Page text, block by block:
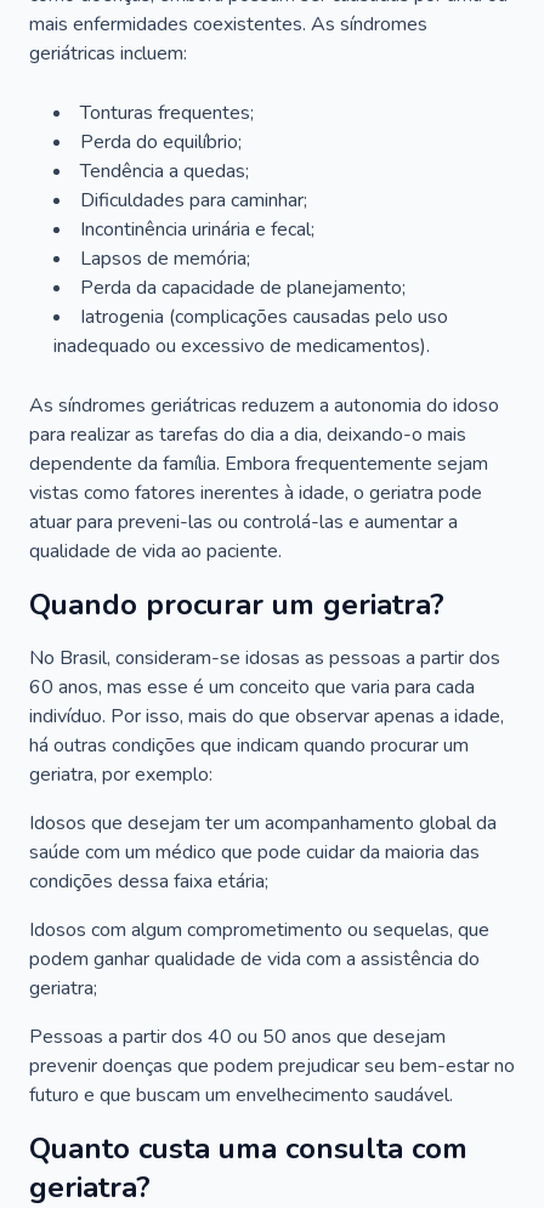
mais enfermidades coexistentes. As síndromes
geriátricas incluem:
Tonturas frequentes;
Perda do equilíbrio;
Tendência a quedas;
Dificuldades para caminhar;
Incontinência urinária e fecal;
Lapsos de memória;
Perda da capacidade de planejamento;
Iatrogenia (complicações causadas pelo uso
inadequado ou excessivo de medicamentos).
As síndromes geriátricas reduzem a autonomia do idoso
para realizar as tarefas do dia a dia, deixando-o mais
dependente da família. Embora frequentemente sejam
vistas como fatores inerentes à idade, o geriatra pode
atuar para preveni-las ou controlá-las e aumentar a
qualidade de vida ao paciente.
Quando procurar um geriatra?
No Brasil, consideram-se idosas as pessoas a partir dos
60 anos, mas esse é um conceito que varia para cada
indivíduo. Por isso, mais do que observar apenas a idade,
há outras condições que indicam quando procurar um
geriatra, por exemplo:
Idosos que desejam ter um acompanhamento global da
saúde com um médico que pode cuidar da maioria das
condições dessa faixa etária;
Idosos com algum comprometimento ou sequelas, que
podem ganhar qualidade de vida com a assistência do
geriatra;
Pessoas a partir dos 40 ou 50 anos que desejam
prevenir doenças que podem prejudicar seu bem-estar no
futuro e que buscam um envelhecimento saudável.
Quanto custa uma consulta com
geriatra?